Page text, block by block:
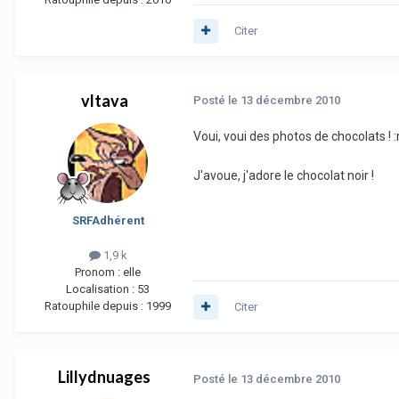
Citer
vltava
SRFAdhérent
1,9 k
Pronom : elle
Localisation : 53
Ratouphile depuis : 1999
Posté le 13 décembre 2010
Voui, voui des photos de chocolats !
J'avoue, j'adore le chocolat noir !
Citer
Lillydnuages Posté le 13 décembre 2010